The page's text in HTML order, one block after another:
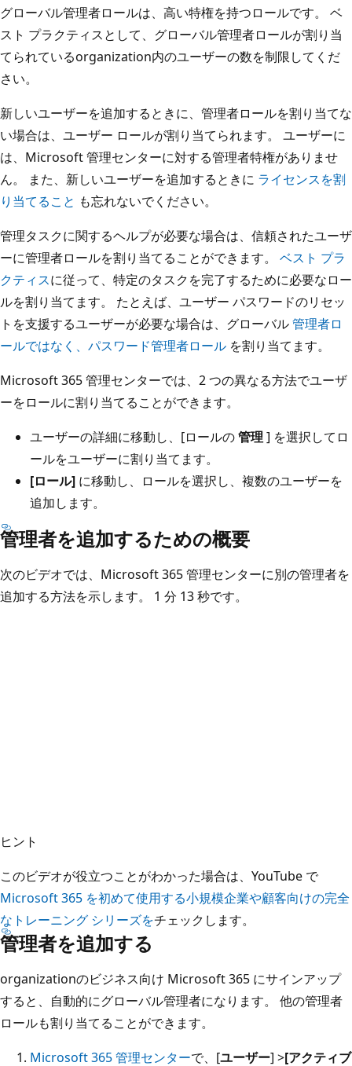
グローバル管理者ロールは、高い特権を持つロールです。 ベ
スト プラクティスとして、グローバル管理者ロールが割り当
てられているorganization内のユーザーの数を制限してくだ
さい。
新しいユーザーを追加するときに、管理者ロールを割り当てな
い場合は、ユーザー ロールが割り当てられます。 ユーザーに
は、Microsoft 管理センターに対する管理者特権がありませ
ん。 また、新しいユーザーを追加するときに ライセンスを割
り当てること も忘れないでください。
管理タスクに関するヘルプが必要な場合は、信頼されたユーザ
ーに管理者ロールを割り当てることができます。 ベスト プラ
クティスに従って、特定のタスクを完了するために必要なロー
ルを割り当てます。 たとえば、ユーザー パスワードのリセッ
トを支援するユーザーが必要な場合は、グローバル管理者ロ
ールではなく、パスワード管理者ロール を割り当てます。
Microsoft 365 管理センターでは、2 つの異なる方法でユーザ
ーをロールに割り当てることができます。
ユーザーの詳細に移動し、[ロールの管理 ] を選択してロ
ールをユーザーに割り当てます。
[ロール] に移動し、ロールを選択し、複数のユーザーを
追加します。
管理者を追加するための概要
次のビデオでは、Microsoft 365 管理センターに別の管理者を
追加する方法を示します。 1 分 13 秒です。
ヒント
このビデオが役立つことがわかった場合は、YouTube で
Microsoft 365 を初めて使用する小規模企業や顧客向けの完全
なトレーニング シリーズをチェックします。
管理者を追加する
organizationのビジネス向け Microsoft 365 にサインアップ
すると、自動的にグローバル管理者になります。 他の管理者
ロールも割り当てることができます。
Microsoft 365 管理センターで、[ユーザー] >[アクティブ